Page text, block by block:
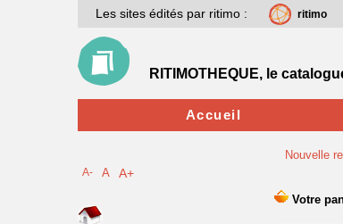
Nouvelle
Les sites édités par ritimo : ritimo
RITIMOTHEQUE, le
Accueil
A- A A+